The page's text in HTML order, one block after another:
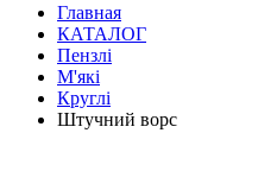
Главная
КАТАЛОГ
Пензлі
М'які
Круглі
Штучний ворс